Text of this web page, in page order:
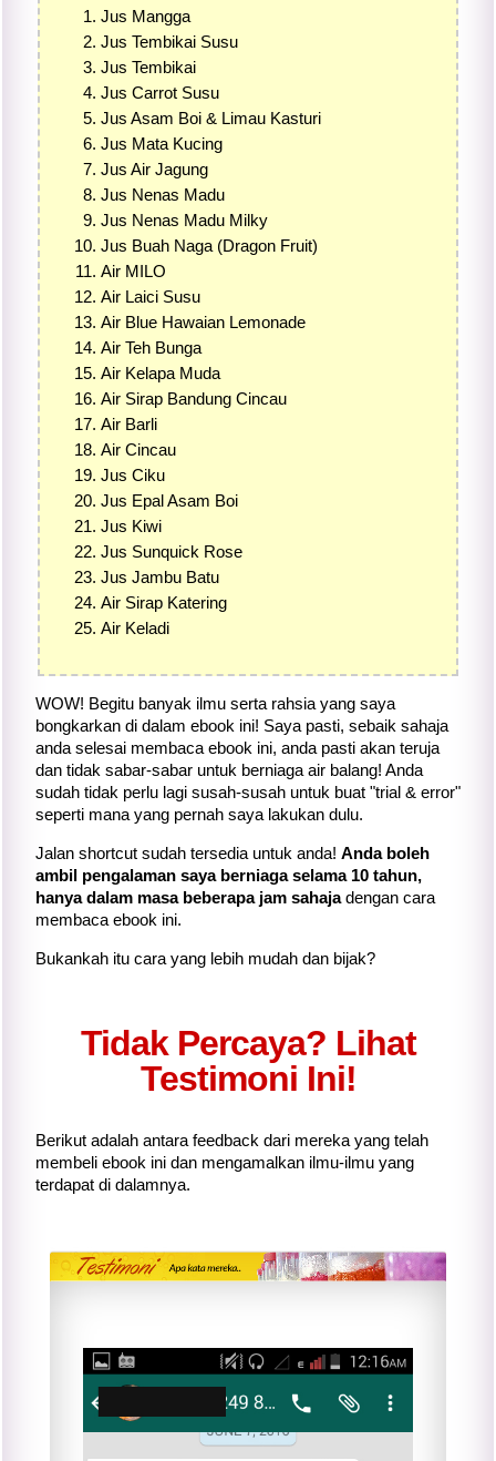
Jus Mangga
Jus Tembikai Susu
Jus Tembikai
Jus Carrot Susu
Jus Asam Boi & Limau Kasturi
Jus Mata Kucing
Jus Air Jagung
Jus Nenas Madu
Jus Nenas Madu Milky
Jus Buah Naga (Dragon Fruit)
Air MILO
Air Laici Susu
Air Blue Hawaian Lemonade
Air Teh Bunga
Air Kelapa Muda
Air Sirap Bandung Cincau
Air Barli
Air Cincau
Jus Ciku
Jus Epal Asam Boi
Jus Kiwi
Jus Sunquick Rose
Jus Jambu Batu
Air Sirap Katering
Air Keladi
WOW! Begitu banyak ilmu serta rahsia yang saya
bongkarkan di dalam ebook ini! Saya pasti, sebaik sahaja
anda selesai membaca ebook ini, anda pasti akan teruja
dan tidak sabar-sabar untuk berniaga air balang! Anda
sudah tidak perlu lagi susah-susah untuk buat "trial & error"
seperti mana yang pernah saya lakukan dulu.
Jalan shortcut sudah tersedia untuk anda! Anda boleh
ambil pengalaman saya berniaga selama 10 tahun,
hanya dalam masa beberapa jam sahajadengan cara
membaca ebook ini.
Bukankah itu cara yang lebih mudah dan bijak?
Tidak Percaya? Lihat
Testimoni Ini!
Berikut adalah antara feedback dari mereka yang telah
membeli ebook ini dan mengamalkan ilmu-ilmu yang
terdapat di dalamnya.